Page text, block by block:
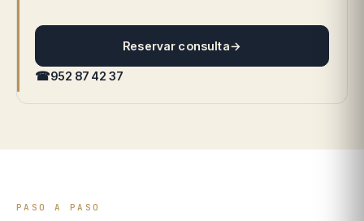
Reservar consulta→
☎952 87 42 37
PASO A PASO